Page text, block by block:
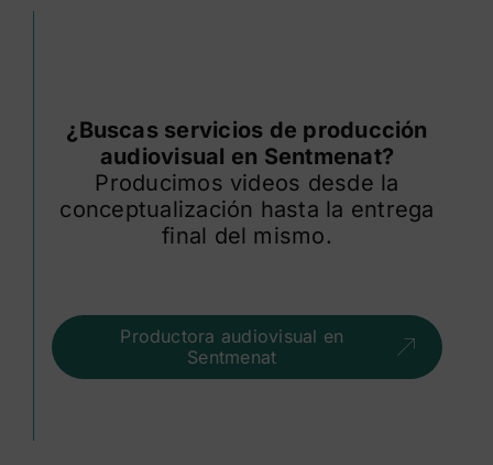
¿Buscas servicios de producción
audiovisual en Sentmenat?
Producimos videos desde la
conceptualización hasta la entrega
final del mismo.
Productora audiovisual en
Sentmenat